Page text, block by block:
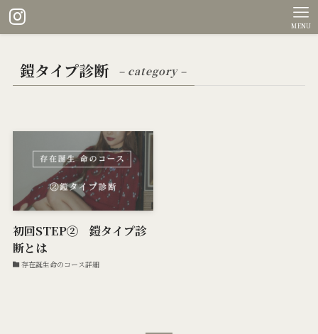
MENU
鎧タイプ診断 – category –
初回STEP② 鎧タイプ診
断とは
存在誕生命のコース詳細